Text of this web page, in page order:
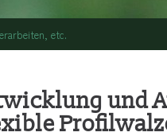
etc.
und